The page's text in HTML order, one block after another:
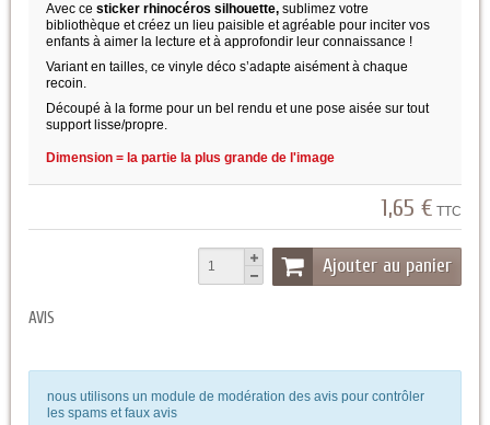
Avec ce sticker rhinocéros silhouette, sublimez votre
bibliothèque et créez un lieu paisible et agréable pour inciter vos
enfants à aimer la lecture et à approfondir leur connaissance !
Variant en tailles, ce vinyle déco s’adapte aisément à chaque
recoin.
Découpé à la forme pour un bel rendu et une pose aisée sur tout
support lisse/propre.
Dimension = la partie la plus grande de l'image
1,65 € TTC
Ajouter au panier
AVIS
nous utilisons un module de modération des avis pour contrôler
les spams et faux avis